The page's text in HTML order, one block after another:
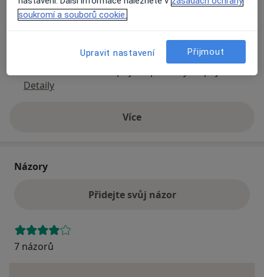
Na této adrese online kalendář není aktivní
Co mám v takové situaci udělat?
Způsoby platby (soukromé návštěvy)
Detaily
Víceo adrese
Názory
Přidejte svůj názor
7 názorů
soukromí a souborů cookie.
Upravit nastavení Přijmout